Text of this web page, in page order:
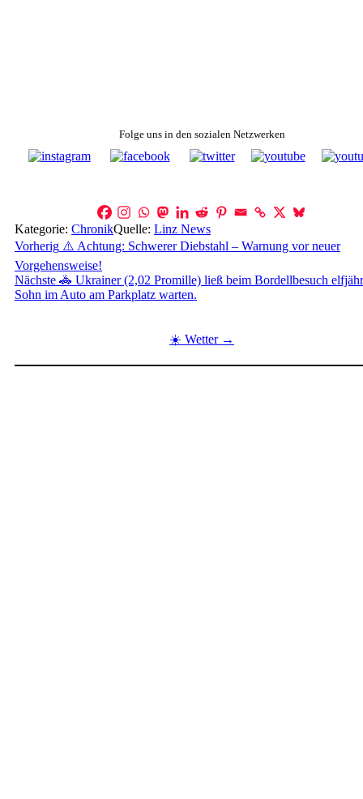
Folge uns in den sozialen Netzwerken
Kategorie: ChronikQuelle: Linz News
Beitragsnavigation
Vorherig ⚠️ Achtung: Schwerer Diebstahl – Warnung vor neuer
Vorgehensweise!
Nächste 🚓 Ukrainer (2,02 Promille) ließ beim Bordellbesuch
Sohn im Auto am Parkplatz warten.
☀️ Wetter →